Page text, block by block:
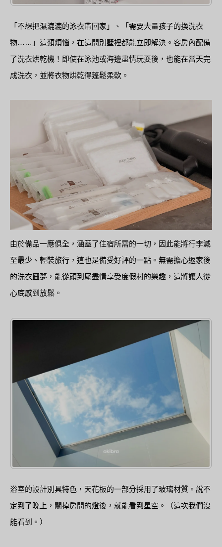
「不想把濕漉漉的泳衣帶回家」、「需要大量孩子的換洗衣
物……」這類煩惱，在這間別墅裡都能立即解決。客房內配備
了洗衣烘乾機！即使在泳池或海邊盡情玩耍後，也能在當天完
成洗衣，並將衣物烘乾得蓬鬆柔軟。
由於備品一應俱全，涵蓋了住宿所需的一切，因此能將行李減
至最少、輕裝旅行，這也是備受好評的一點。無需擔心返家後
的洗衣噩夢，能從頭到尾盡情享受度假村的樂趣，這將讓人從
心底感到放鬆。
浴室的設計別具特色，天花板的一部分採用了玻璃材質。說不
定到了晚上，關掉房間的燈後，就能看到星空。（這次我們沒
能看到。）